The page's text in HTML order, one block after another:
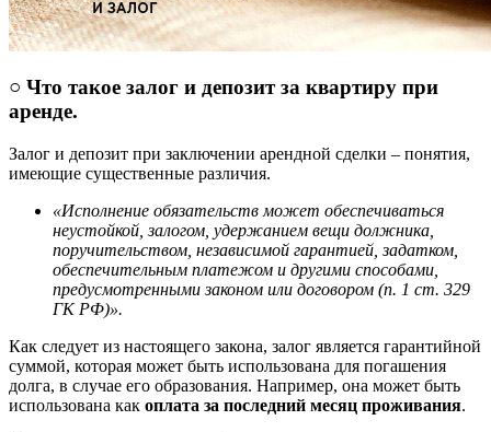
○ Что такое залог и депозит за квартиру при
аренде.
Залог и депозит при заключении арендной сделки – понятия,
имеющие существенные различия.
«Исполнение обязательств может обеспечиваться
неустойкой, залогом, удержанием вещи должника,
поручительством, независимой гарантией, задатком,
обеспечительным платежом и другими способами,
предусмотренными законом или договором (п. 1 ст. 329
ГК РФ)».
Как следует из настоящего закона, залог является гарантийной
суммой, которая может быть использована для погашения
долга, в случае его образования. Например, она может быть
использована как оплата за последний месяц проживания.